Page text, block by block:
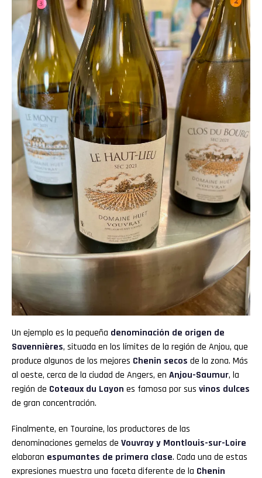
Un ejemplo es la pequeña denominación de origen de
Savennières, situada en los límites de la región de Anjou, que
produce algunos de los mejores Chenin secos de la zona. Más
al oeste, cerca de la ciudad de Angers, en Anjou-Saumur, la
región de Coteaux du Layon es famosa por sus vinos dulces
de gran concentración.
Finalmente, en Touraine, los productores de las
denominaciones gemelas de Vouvray y Montlouis-sur-Loire
elaboran espumantes de primera clase. Cada una de estas
expresiones muestra una faceta diferente de la Chenin
Flipboard
Pinterest
Whatsapp
Email